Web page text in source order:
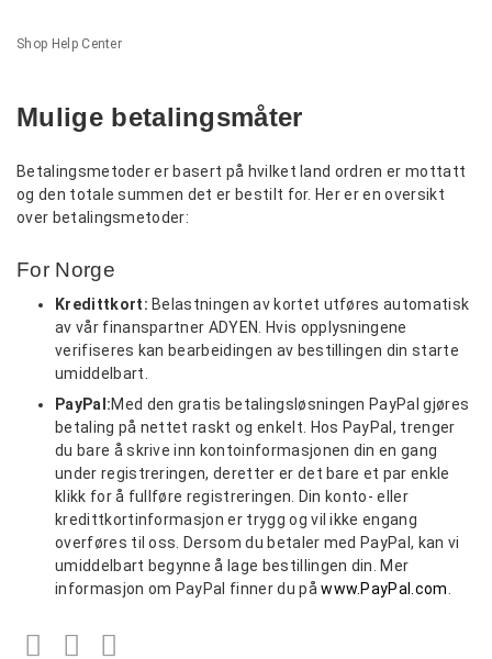
Shop Help Center
Mulige betalingsmåter
Betalingsmetoder er basert på hvilket land ordren er mottatt
og den totale summen det er bestilt for. Her er en oversikt
over betalingsmetoder:
For Norge
Kredittkort: Belastningen av kortet utføres automatisk
av vår finanspartner ADYEN. Hvis opplysningene
verifiseres kan bearbeidingen av bestillingen din starte
umiddelbart.
PayPal:Med den gratis betalingsløsningen PayPal gjøres
betaling på nettet raskt og enkelt. Hos PayPal, trenger
du bare å skrive inn kontoinformasjonen din en gang
under registreringen, deretter er det bare et par enkle
klikk for å fullføre registreringen. Din konto- eller
kredittkortinformasjon er trygg og vil ikke engang
overføres til oss. Dersom du betaler med PayPal, kan vi
umiddelbart begynne å lage bestillingen din. Mer
informasjon om PayPal finner du påwww.PayPal.com
Facebook
Twitter